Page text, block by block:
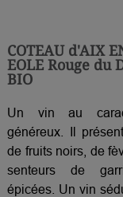
COTEAU d'AIX
EOLE Rouge du
BIO
Un vin au
généreux. Il
de fruits noirs, de
senteurs de
épicées. Un vin